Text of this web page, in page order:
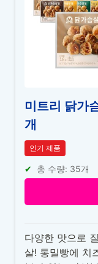
미트리 닭가
개
인기 제품
총 수량: 35개
다양한 맛으로
살! 통밀빵에 치